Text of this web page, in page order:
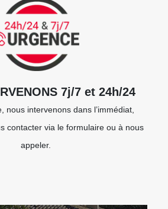
7j/7 et 24h/24
nous intervenons dans l’immédiat,
contacter via le formulaire ou à nous
appeler.